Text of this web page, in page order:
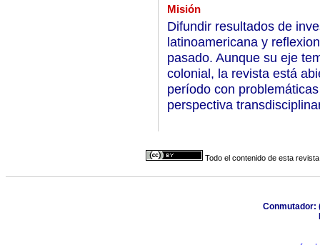
Misión
Difundir resultados de
latinoamericana y
pasado. Aunque su eje
colonial, la revista está
período con
perspectiva
Todo el contenido de esta
Conmutador: